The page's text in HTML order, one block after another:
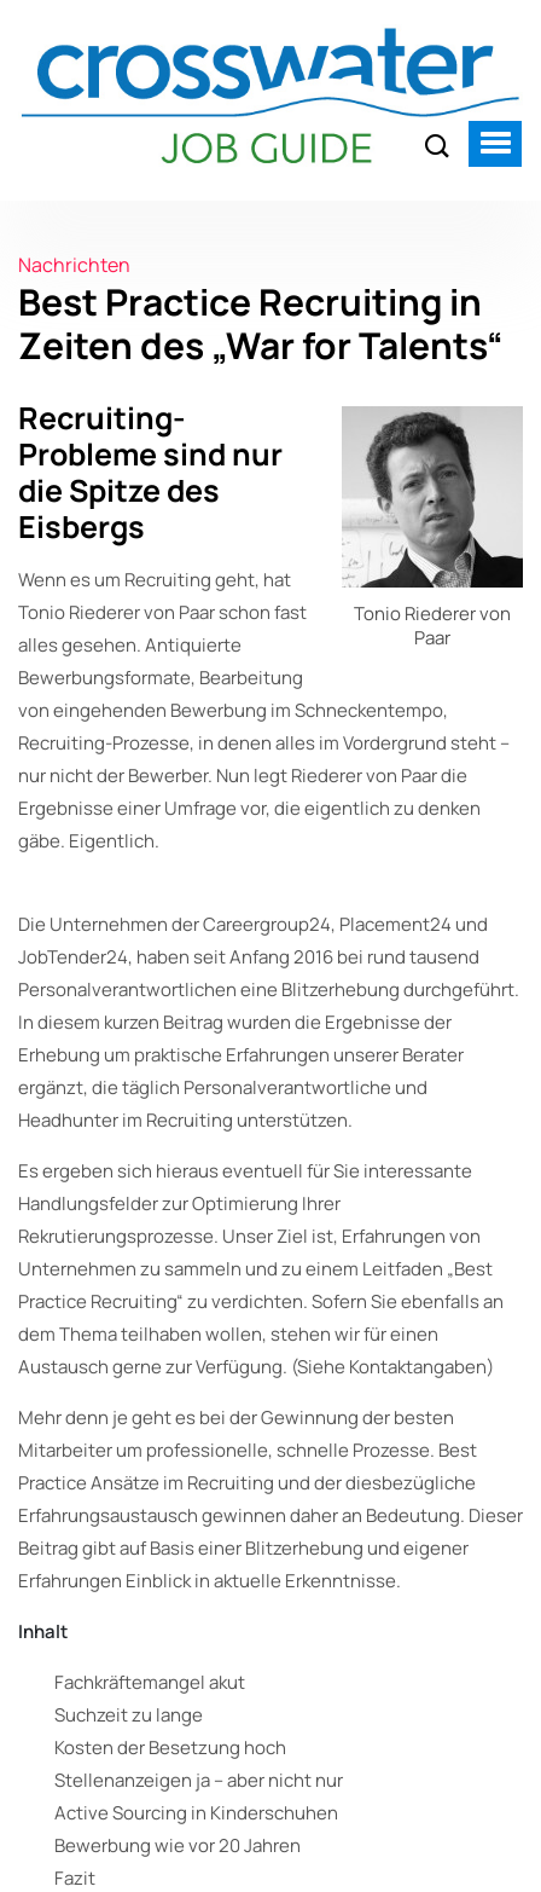
Nachrichten
Best Practice Recruiting in
Zeiten des „War for Talents“
Tonio Riederer von
Paar
Recruiting-
Probleme sind nur
die Spitze des
Eisbergs
Wenn es um Recruiting geht, hat
Tonio Riederer von Paar schon fast
alles gesehen. Antiquierte
Bewerbungsformate, Bearbeitung
von eingehenden Bewerbung im Schneckentempo,
Recruiting-Prozesse, in denen alles im Vordergrund steht –
nur nicht der Bewerber. Nun legt Riederer von Paar die
Ergebnisse einer Umfrage vor, die eigentlich zu denken
gäbe. Eigentlich.
Die Unternehmen der Careergroup24, Placement24 und
JobTender24, haben seit Anfang 2016 bei rund tausend
Personalverantwortlichen eine Blitzerhebung durchgeführt.
In diesem kurzen Beitrag wurden die Ergebnisse der
Erhebung um praktische Erfahrungen unserer Berater
ergänzt, die täglich Personalverantwortliche und
Headhunter im Recruiting unterstützen.
Es ergeben sich hieraus eventuell für Sie interessante
Handlungsfelder zur Optimierung Ihrer
Rekrutierungsprozesse. Unser Ziel ist, Erfahrungen von
Unternehmen zu sammeln und zu einem Leitfaden „Best
Practice Recruiting“ zu verdichten. Sofern Sie ebenfalls an
dem Thema teilhaben wollen, stehen wir für einen
Austausch gerne zur Verfügung. (Siehe Kontaktangaben)
Mehr denn je geht es bei der Gewinnung der besten
Mitarbeiter um professionelle, schnelle Prozesse. Best
Practice Ansätze im Recruiting und der diesbezügliche
Erfahrungsaustausch gewinnen daher an Bedeutung. Dieser
Beitrag gibt auf Basis einer Blitzerhebung und eigener
Erfahrungen Einblick in aktuelle Erkenntnisse.
Inhalt
Fachkräftemangel akut
Suchzeit zu lange
Kosten der Besetzung hoch
Stellenanzeigen ja – aber nicht nur
Active Sourcing in Kinderschuhen
Bewerbung wie vor 20 Jahren
Fazit